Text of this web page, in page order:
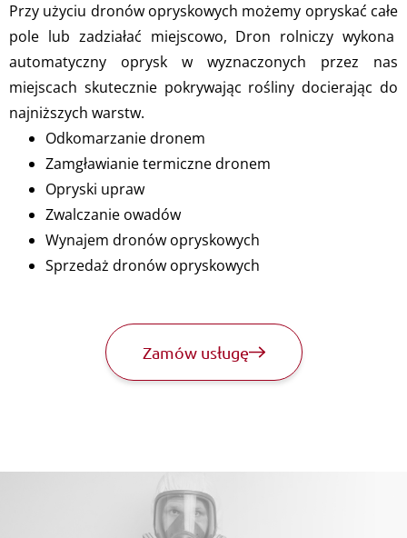
Przy użyciu dronów opryskowych możemy opryskać całe
pole lub zadziałać miejscowo, Dron rolniczy wykona
automatyczny oprysk w wyznaczonych przez nas
miejscach skutecznie pokrywając rośliny docierając do
najniższych warstw.
Odkomarzanie dronem
Zamgławianie termiczne dronem
Opryski upraw
Zwalczanie owadów
Wynajem dronów opryskowych
Sprzedaż dronów opryskowych
Zamów usługę